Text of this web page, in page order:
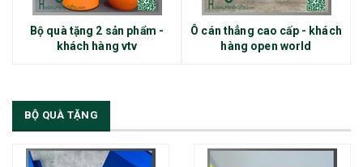
Bộ quà tặng 2 sản phẩm -
khách hàng vtv
Ô cán thẳng cao cấp - khách
hàng open world
BỘ QUÀ TẶNG